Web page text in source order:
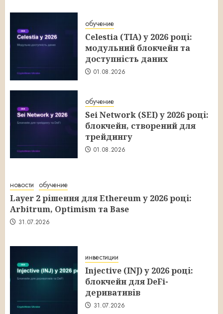
обучение
Celestia (TIA) у 2026 році:
модульний блокчейн та
доступність даних
01.08.2026
обучение
Sei Network (SEI) у 2026 році:
блокчейн, створений для
трейдингу
01.08.2026
новости обучение
Layer 2 рішення для Ethereum у 2026 році:
Arbitrum, Optimism та Base
31.07.2026
инвестиции
Injective (INJ) у 2026 році:
блокчейн для DeFi-
деривативів
31.07.2026